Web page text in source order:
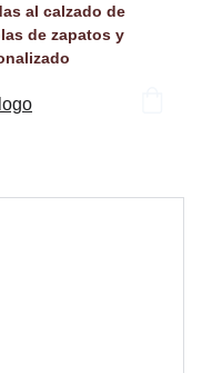
al calzado de
de zapatos y